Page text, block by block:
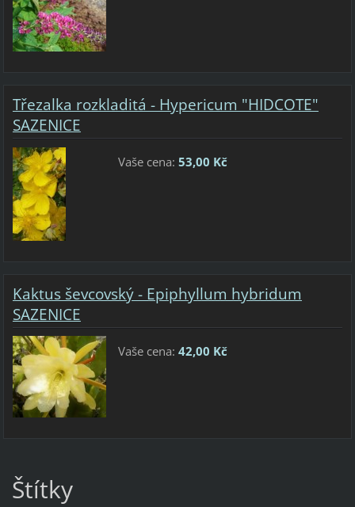
Třezalka rozkladitá - Hypericum "HIDCOTE"
SAZENICE
Vaše cena: 53,00 Kč
Kaktus ševcovský - Epiphyllum hybridum
SAZENICE
Vaše cena: 42,00 Kč
Štítky